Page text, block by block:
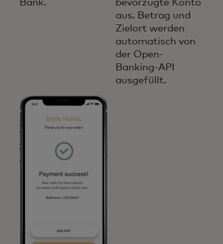
Bank.
bevorzugte Konto
aus. Betrag und
Zielort werden
automatisch von
der Open-
Banking-API
ausgefüllt.